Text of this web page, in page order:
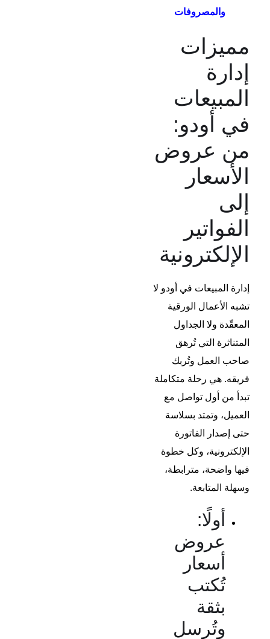
والمصروفات
مميزات
إدارة
المبيعات
في أودو:
من عروض
الأسعار
إلى
الفواتير
الإلكترونية​
إدارة المبيعات في أودو لا
تشبه الأعمال الورقية
المعقّدة ولا الجداول
المتناثرة التي تُرهق
صاحب العمل وتُربك
فريقه. هي رحلة متكاملة
تبدأ من أول تواصل مع
العميل، وتمتد بسلاسة
حتى إصدار الفاتورة
الإلكترونية، وكل خطوة
فيها واضحة، مترابطة،
وسهلة المتابعة.
أولًا:
عروض
أسعار
تُكتب
بثقة
وتُرسل